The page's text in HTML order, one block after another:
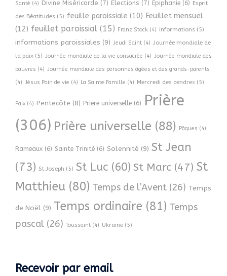
Santé (4) Divine Miséricorde (7) Elections (7) Epiphanie (6) Esprit
des Béatitudes (5) feuille paroissiale (10) Feuillet mensuel
(12) feuillet paroissial (15) Franz Stock (4) informations (5)
informations paroissiales (9) Jeudi Saint (4) Journée mondiale de
la paix (5) Journée mondiale de la vie consacrée (4) Journée mondiale des
pauvres (4) Journée mondiale des personnes âgées et des grands-parents
(4) Jésus Pain de vie (4) La Sainte Famille (4) Mercredi des cendres (5)
Paix (4) Pentecôte (8) Priere universelle (6)
Prière
(306) Prière universelle (88) Pâques (4)
Rameaux (6) Sainte Trinité (6) Solennité (9) St Jean
(73) St Joseph (5) St Luc (60) St Marc (47) St
Matthieu (80) Temps de l’Avent (26) Temps
de Noël (9) Temps ordinaire (81) Temps
pascal (26) Toussaint (4) Ukraine (5)
Recevoir par email